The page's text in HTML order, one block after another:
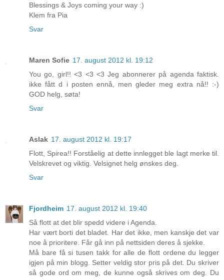
Blessings & Joys coming your way :)
Klem fra Pia
Svar
Maren Sofie 17. august 2012 kl. 19:12
You go, girl!! <3 <3 <3 Jeg abonnerer på agenda faktisk.
ikke fått d i posten ennå, men gleder meg extra nå!! :-)
GOD helg, søta!
Svar
Aslak 17. august 2012 kl. 19:17
Flott, Spirea!! Forståelig at dette innlegget ble lagt merke til.
Velskrevet og viktig. Velsignet helg ønskes deg.
Svar
Fjordheim 17. august 2012 kl. 19:40
Så flott at det blir spedd videre i Agenda.
Har vært borti det bladet. Har det ikke, men kanskje det var
noe å prioritere. Får gå inn på nettsiden deres å sjekke.
Må bare få si tusen takk for alle de flott ordene du legger
igjen på min blogg. Setter veldig stor pris på det. Du skriver
så gode ord om meg, de kunne også skrives om deg. Du